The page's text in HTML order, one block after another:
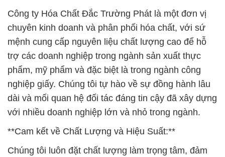
Công ty Hóa Chất Đắc Trường Phát là một đơn vị
chuyên kinh doanh và phân phối hóa chất, với sứ
mệnh cung cấp nguyên liệu chất lượng cao để hỗ
trợ các doanh nghiệp trong ngành sản xuất thực
phẩm, mỹ phẩm và đặc biệt là trong ngành công
nghiệp giấy. Chúng tôi tự hào về sự đồng hành lâu
dài và mối quan hệ đối tác đáng tin cậy đã xây dựng
với nhiều doanh nghiệp lớn và nhỏ trong ngành.
**Cam kết về Chất Lượng và Hiệu Suất:**
Chúng tôi luôn đặt chất lượng làm trọng tâm, đảm